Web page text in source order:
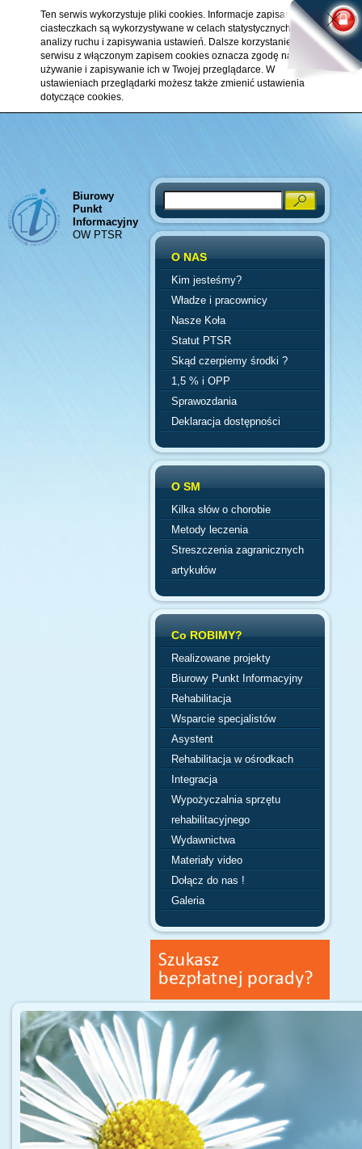
Ten serwis wykorzystuje pliki cookies. Informacje zapisane w
ciasteczkach są wykorzystywane w celach statystycznych,
analizy ruchu i zapisywania ustawień. Dalsze korzystanie z
serwisu z włączonym zapisem cookies oznacza zgodę na ich
używanie i zapisywanie ich w Twojej przeglądarce. W
ustawieniach przeglądarki możesz także zmienić ustawienia
dotyczące cookies.
Biurowy
Punkt
Informacyjny
OW PTSR
Search
O NAS
Kim jesteśmy?
Władze i pracownicy
Nasze Koła
Statut PTSR
Skąd czerpiemy środki ?
1,5 % i OPP
Sprawozdania
Deklaracja dostępności
O SM
Kilka słów o chorobie
Metody leczenia
Streszczenia zagranicznych
artykułów
Co ROBIMY?
Realizowane projekty
Biurowy Punkt Informacyjny
Rehabilitacja
Wsparcie specjalistów
Asystent
Rehabilitacja w ośrodkach
Integracja
Wypożyczalnia sprzętu
rehabilitacyjnego
Wydawnictwa
Materiały video
Dołącz do nas !
Galeria